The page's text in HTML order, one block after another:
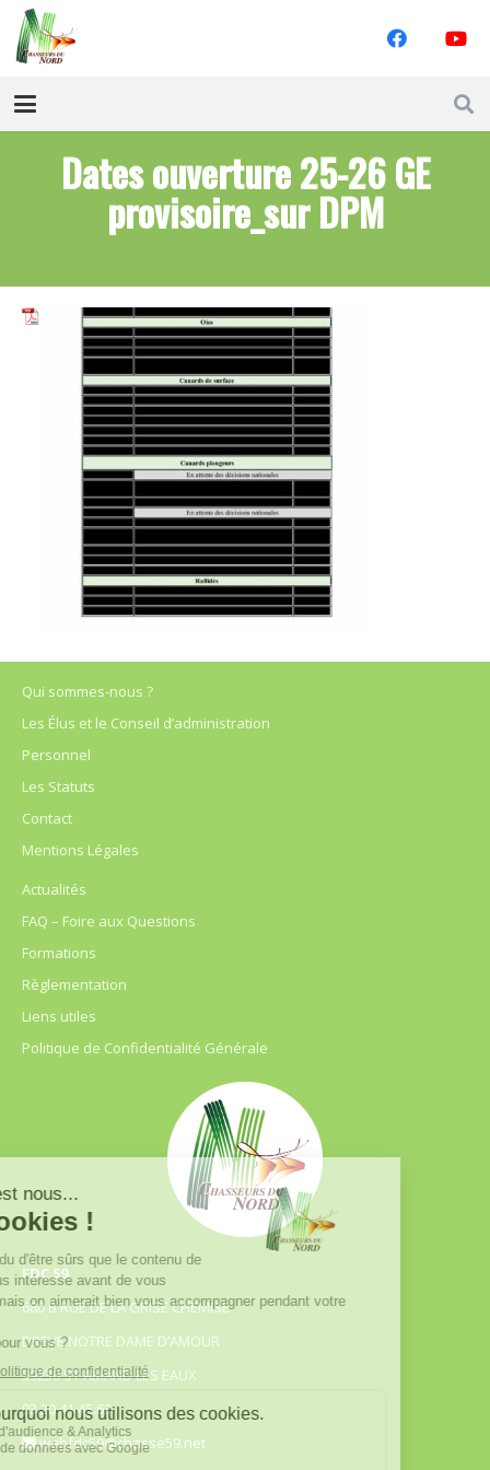
Dates ouverture 25-26 GE
provisoire_sur DPM
Qui sommes-nous ?
Les Élus et le Conseil d’administration
Personnel
Les Statuts
Contact
Mentions Légales
Actualités
FAQ – Foire aux Questions
Formations
Règlementation
Liens utiles
Politique de Confidentialité Générale
FDC 59
680 B RUE DE LA GRISE CHEMISE
DREVE NOTRE DAME D’AMOUR
59230 ST AMAND LES EAUX
03.20.41.45.63
webfdc59@chasse59.net